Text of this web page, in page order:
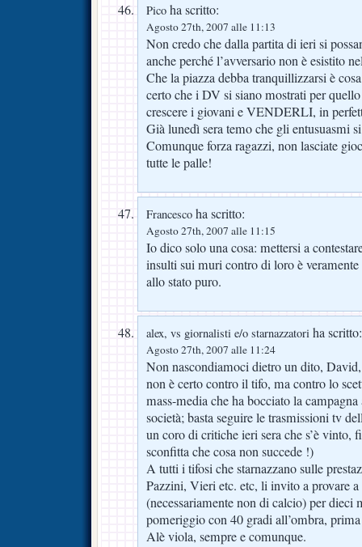
Pico ha scritto:
Agosto 27th, 2007 alle 11:13
Non credo che dalla partita di ieri si
anche perché l’avversario non è esistito
Che la piazza debba tranquillizzarsi è
certo che i DV si siano mostrati per
crescere i giovani e VENDERLI, in
Già lunedì sera temo che gli entusuasmi
Comunque forza ragazzi, non lasciate
tutte le palle!
Francesco ha scritto:
Agosto 27th, 2007 alle 11:15
Io dico solo una cosa: mettersi a
insulti sui muri contro di loro è
allo stato puro.
alex, vs giornalisti e/o starnazzatori ha scritto:
Agosto 27th, 2007 alle 11:24
Non nascondiamoci dietro un dito,
non è certo contro il tifo, ma contro lo
mass-media che ha bocciato la
società; basta seguire le trasmissioni tv
un coro di critiche ieri sera che s’è vinto,
sconfitta che cosa non succede !)
A tutti i tifosi che starnazzano sulle
Pazzini, Vieri etc. etc, li invito a provare
(necessariamente non di calcio) per dieci
pomeriggio con 40 gradi all’ombra,
Alè viola, sempre e comunque.